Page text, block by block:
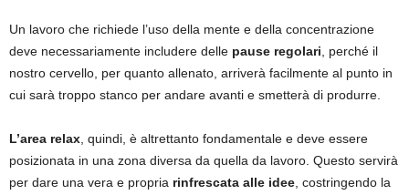
Un lavoro che richiede l’uso della mente e della concentrazione
deve necessariamente includere delle pause regolari , perché il
nostro cervello, per quanto allenato, arriverà facilmente al punto in
cui sarà troppo stanco per andare avanti e smetterà di produrre.
L’area relax , quindi, è altrettanto fondamentale e deve essere
posizionata in una zona diversa da quella da lavoro. Questo servirà
per dare una vera e propria rinfrescata alle idee , costringendo la